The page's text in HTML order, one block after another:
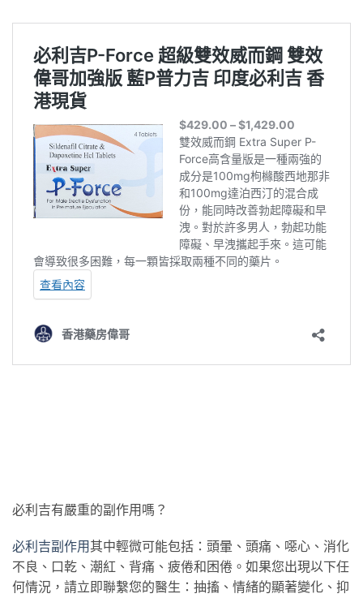
必利吉有嚴重的副作用嗎？
必利吉副作用其中輕微可能包括：頭暈、頭痛、噁心、消化
不良、口乾、潮紅、背痛、疲倦和困倦。如果您出現以下任
何情況，請立即聯繫您的醫生：抽搐、情緒的顯著變化、抑